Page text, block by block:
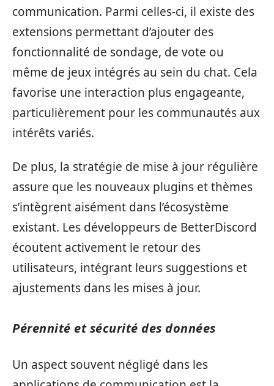
communication. Parmi celles-ci, il existe des
extensions permettant d’ajouter des
fonctionnalité de sondage, de vote ou
même de jeux intégrés au sein du chat. Cela
favorise une interaction plus engageante,
particulièrement pour les communautés aux
intérêts variés.
De plus, la stratégie de mise à jour régulière
assure que les nouveaux plugins et thèmes
s’intègrent aisément dans l’écosystème
existant. Les développeurs de BetterDiscord
écoutent activement le retour des
utilisateurs, intégrant leurs suggestions et
ajustements dans les mises à jour.
Pérennité et sécurité des données
Un aspect souvent négligé dans les